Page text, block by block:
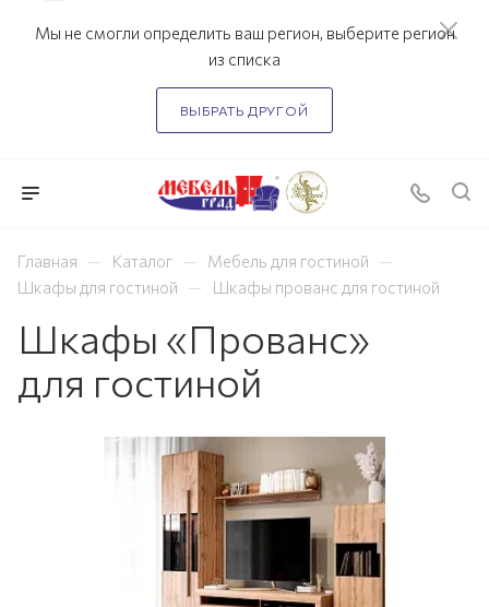
Мы не смогли определить ваш регион, выберите регион
из списка
ВЫБРАТЬ ДРУГОЙ
Главная — Каталог — Мебель для гостиной —
Шкафы для гостиной — Шкафы прованс для гостиной
Шкафы «Прованс»
для гостиной